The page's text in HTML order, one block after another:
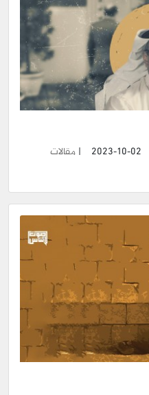
2023-10-02
| مقالات